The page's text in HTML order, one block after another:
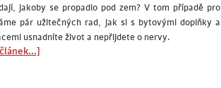
jakoby se propadlo pod zem? V tom případě pro
pár užitečných rad, jak si s bytovými doplňky a
usnadníte život a nepřijdete o nervy.